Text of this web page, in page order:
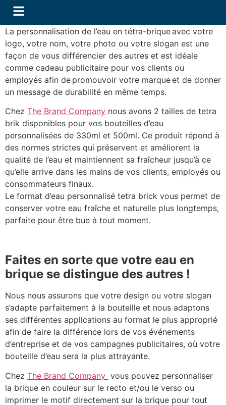
La personnalisation de l’eau en tétra-brique avec votre
logo, votre nom, votre photo ou votre slogan est une
façon de vous différencier des autres et est idéale
comme cadeau publicitaire pour vos clients ou
employés afin de promouvoir votre marque et de donner
un message de durabilité en même temps.
Chez The Brand Company nous avons 2 tailles de tetra
brik disponibles pour vos bouteilles d’eau
personnalisées de 330ml et 500ml. Ce produit répond à
des normes strictes qui préservent et améliorent la
qualité de l’eau et maintiennent sa fraîcheur jusqu’à ce
qu’elle arrive dans les mains de vos clients, employés ou
consommateurs finaux.
Le format d’eau personnalisé tetra brick vous permet de
conserver votre eau fraîche et naturelle plus longtemps,
parfaite pour être bue à tout moment.
Faites en sorte que votre eau en
brique se distingue des autres !
Nous nous assurons que votre design ou votre slogan
s’adapte parfaitement à la bouteille et nous adaptons
ses différentes applications au format le plus approprié
afin de faire la différence lors de vos événements
d’entreprise et de vos campagnes publicitaires, où votre
bouteille d’eau sera la plus attrayante.
Chez The Brand Company vous pouvez personnaliser
la brique en couleur sur le recto et/ou le verso ou
imprimer le motif directement sur la brique pour tout